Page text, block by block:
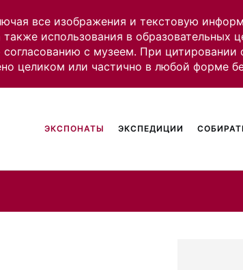
все изображения и текстовую
использования в
с музеем. При
целиком или частично в любой форме
ЭКСПОНАТЫ ЭКСПЕДИЦИИ